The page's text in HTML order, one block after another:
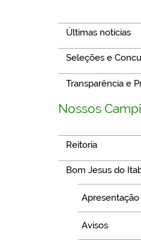
Últimas notícias
Seleções e
Transparência e
Nossos Campi
Reitoria
Bom Jesus do
Apresentação
Avisos